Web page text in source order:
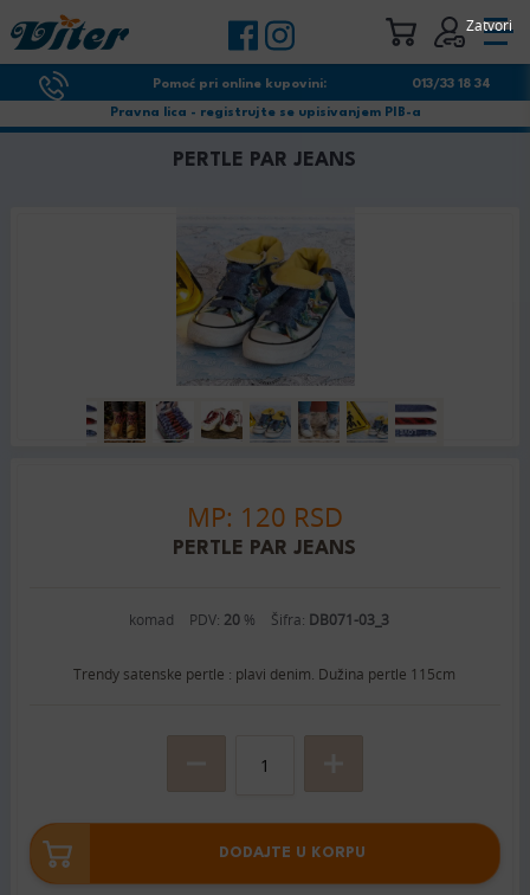
Pomoć pri online kupovini: 013/33 18 34
Pravna lica - registrujte se upisivanjem PIB-a
PERTLE PAR JEANS
MP: 120 RSD
PERTLE PAR JEANS
komad PDV: 20% Šifra: DB071-03_3
Trendy satenske pertle : plavi denim. Dužina pertle 115cm
DODAJTE U KORPU
Zatvori